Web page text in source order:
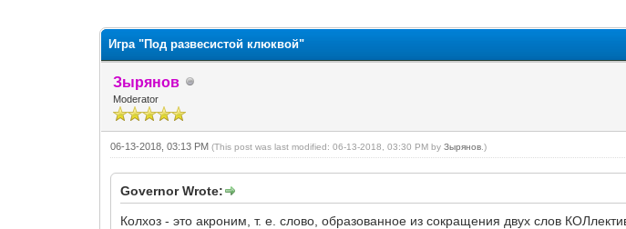
Игра "Под развесистой клюквой"
Зырянов
Moderator
06-13-2018, 03:13 PM(This post was last modified: 06-13-2018, 03:30 PM byЗырянов .)
Governor Wrote:
Колхоз - это акроним, т. е. слово, образованное из сокращения двух слов